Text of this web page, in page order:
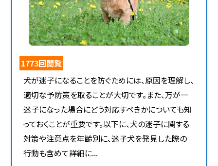
1773回閲覧
犬が迷子になることを防ぐためには、原因を理解し、
適切な予防策を取ることが大切です。また、万が一
迷子になった場合にどう対応すべきかについても知
っておくことが重要です。以下に、犬の迷子に関する
対策や注意点を年齢別に、迷子犬を発見した際の
行動も含めて詳細に...